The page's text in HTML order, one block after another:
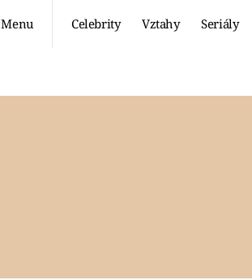
Menu Celebrity Vztahy Seriály